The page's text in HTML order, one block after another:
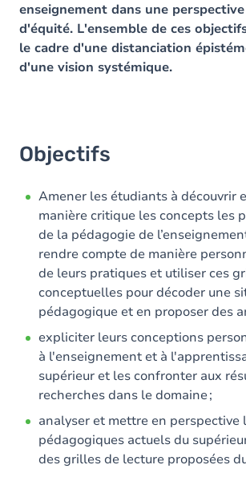
enseignement dans une
d'équité. L'ensemble de ces
le cadre d'une distanciation
d'une vision systémique.
Objectifs
Amener les étudiants à découvrir
manière critique les concepts les
de la pédagogie de
rendre compte de manière
de leurs pratiques et utiliser ces
conceptuelles pour décoder une
pédagogique et en proposer des
expliciter leurs conceptions
à l'enseignement et à
supérieur et les confronter aux
recherches dans le domaine;
analyser et mettre en perspective
pédagogiques actuels du
des grilles de lecture proposées